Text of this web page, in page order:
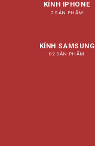
KÍNH IPHONE
7 SẢN PHẨM
KÍNH SAMSUNG
82 SẢN PHẨM